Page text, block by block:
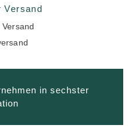
Versand
in sechster